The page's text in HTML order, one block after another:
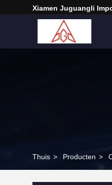
Xiamen Juguangli
Thuis > Producten >